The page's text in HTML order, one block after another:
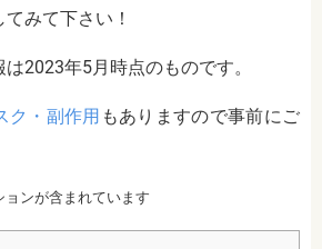
みて下さい！
2023年5月時点のものです。
ク・副作用 もありますので事前にご
ンが含まれています